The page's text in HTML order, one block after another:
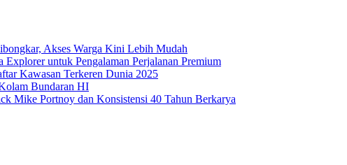
Akses Warga Kini Lebih Mudah
untuk Pengalaman Perjalanan Premium
Kawasan Terkeren Dunia 2025
Bundaran HI
Mike Portnoy dan Konsistensi 40 Tahun Berkarya